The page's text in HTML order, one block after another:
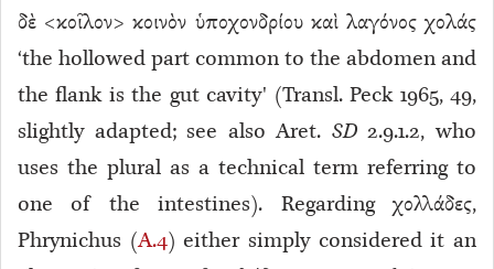
δὲ <κοῖλον> κοινὸν ὑποχονδρίου καὶ λαγόνος χολάς
‘the hollowed part common to the abdomen and
the flank is the gut cavity' (Transl. Peck 1965, 49,
slightly adapted; see also Aret. SD2.9.1.2, who
uses the plural as a technical term referring to
one of the intestines). Regarding χολλάδες,
Phrynichus (A.4) either simply considered it an